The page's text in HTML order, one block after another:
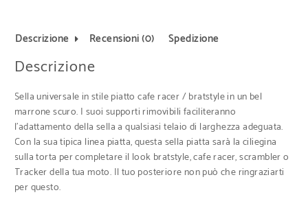
Descrizione Recensioni (0) Spedizione
Descrizione
Sella universale in stile piatto cafe racer / bratstyle in un bel
marrone scuro. I suoi supporti rimovibili faciliteranno
l’adattamento della sella a qualsiasi telaio di larghezza adeguata.
Con la sua tipica linea piatta, questa sella piatta sarà la ciliegina
sulla torta per completare il look bratstyle, cafe racer, scrambler o
Tracker della tua moto. Il tuo posteriore non può che ringraziarti
per questo.